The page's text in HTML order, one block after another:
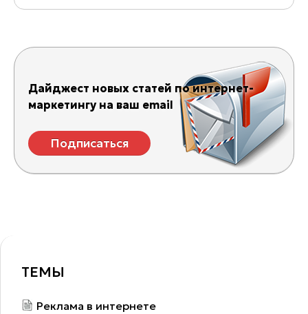
Дайджест новых статей по интернет-
маркетингу на ваш email
Подписаться
ТЕМЫ
Реклама в интернете